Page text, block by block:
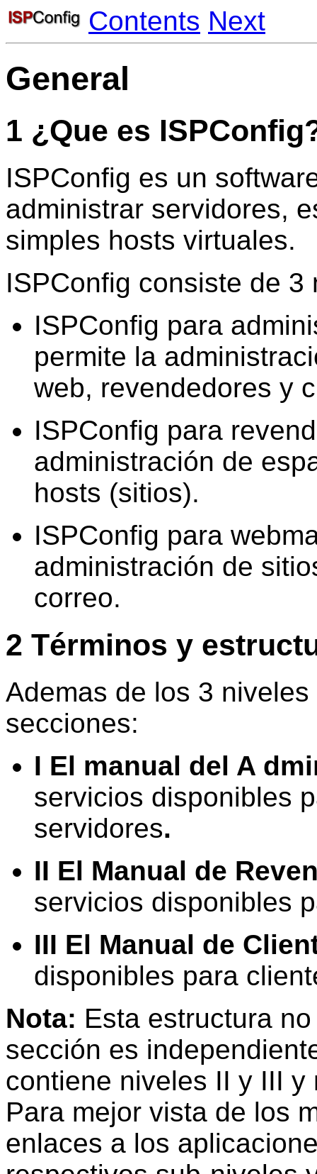
Contents Next
General
1 ¿Que es
ISPConfig es un
administrar servidores,
simples hosts virtuales.
ISPConfig consiste de 3
ISPConfig para
permite la
web, revendedores y
ISPConfig para
administración de
hosts (sitios).
ISPConfig para
administración de
correo.
2 Términos y
Ademas de los 3
secciones:
I El manual del A
servicios disponibles
servidores.
II El Manual de
servicios disponibles
III El Manual de
disponibles para
Nota: Esta estructura
sección es
contiene niveles II y III
Para mejor vista de los
enlaces a los